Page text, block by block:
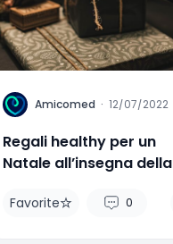
A Amicomed · 12/07/2022
Regali healthy per un
Natale all’insegna della
Favorite 0